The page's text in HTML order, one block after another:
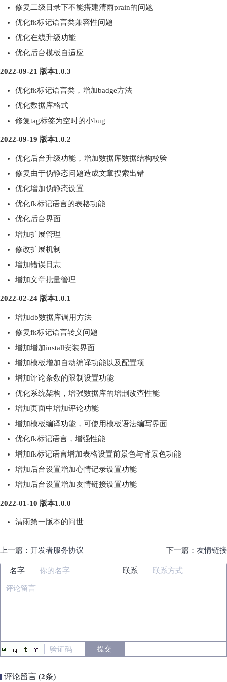
修复二级目录下不能搭建清雨prain的问题
优化fk标记语言类兼容性问题
优化在线升级功能
优化后台模板自适应
2022-09-21 版本1.0.3
优化fk标记语言类，增加badge方法
优化数据库格式
修复tag标签为空时的小bug
2022-09-19 版本1.0.2
优化后台升级功能，增加数据库数据结构校验
修复由于伪静态问题造成文章搜索出错
优化增加伪静态设置
优化fk标记语言的表格功能
优化后台界面
增加扩展管理
修改扩展机制
增加错误日志
增加文章批量管理
2022-02-24 版本1.0.1
增加db数据库调用方法
修复fk标记语言转义问题
增加增加install安装界面
增加模板增加自动编译功能以及配置项
增加评论条数的限制设置功能
优化系统架构，增强数据库的增删改查性能
增加页面中增加评论功能
增加模板编译功能，可使用模板语法编写界面
优化fk标记语言，增强性能
增加fk标记语言增加表格设置前景色与背景色功能
增加后台设置增加心情记录设置功能
增加后台设置增加友情链接设置功能
2022-01-10 版本1.0.0
清雨第一版本的问世
上一篇： 开发者服务协议 下一篇： 友情链接
名字 联系
评论留言 (2条)